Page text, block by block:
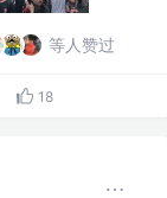
等人赞过
18